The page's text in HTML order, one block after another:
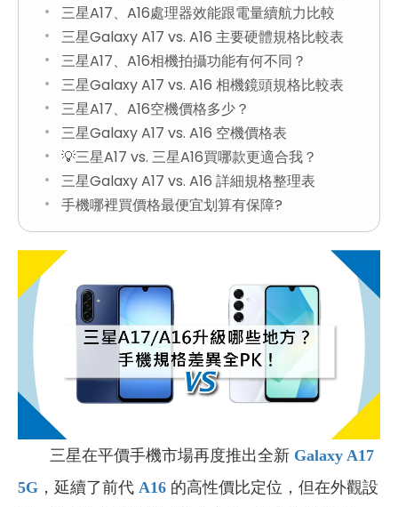
三星A17、A16處理器效能跟電量續航力比較
三星Galaxy A17 vs. A16 主要硬體規格比較表
三星A17、A16相機拍攝功能有何不同？
三星Galaxy A17 vs. A16 相機鏡頭規格比較表
三星A17、A16空機價格多少？
三星Galaxy A17 vs. A16 空機價格表
💡三星A17 vs. 三星A16買哪款更適合我？
三星Galaxy A17 vs. A16 詳細規格整理表
手機哪裡買價格最便宜划算有保障?
三星在平價手機市場再度推出全新 Galaxy A17
5G ，延續了前代 A16 的高性價比定位，但在外觀設